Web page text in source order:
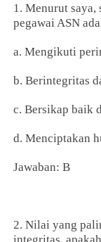
1. Menurut
pegawai ASN
a. Mengikuti
b. Berintegritas
c. Bersikap baik
d. Menciptakan
Jawaban: B
2. Nilai yang